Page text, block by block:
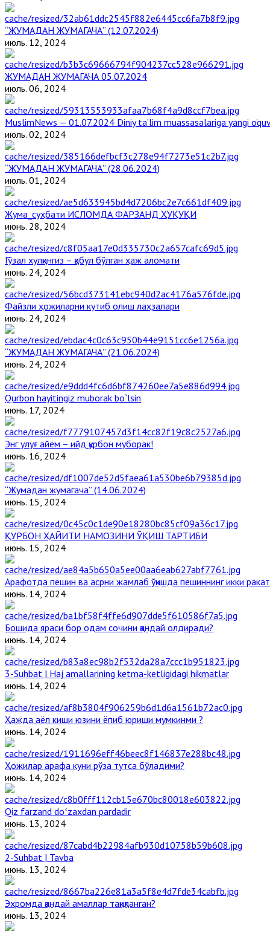
“ЖУМАДАН ЖУМАГАЧА” (12.07.2024)
июль. 12, 2024
ЖУМАДАН ЖУМАГАЧА 05.07.2024
июль. 06, 2024
MuslimNews — 01.07.2024 Diniy ta’lim muassasalariga yangi
июль. 02, 2024
“ЖУМАДАН ЖУМАГАЧА” (28.06.2024)
июль. 01, 2024
Жума_суҳбати ИСЛОМДА ФАРЗАНД ҲУҚУҚИ
июнь. 28, 2024
Гўзал хулқингиз – қабул бўлган ҳаж аломати
июнь. 24, 2024
Файзли ҳожиларни кутиб олиш лаҳзалари
июнь. 24, 2024
“ЖУМАДАН ЖУМАГАЧА” (21.06.2024)
июнь. 24, 2024
Qurbon hayitingiz muborak bo`lsin
июнь. 17, 2024
Энг улуғ айём – ийд қурбон муборак!
июнь. 16, 2024
“Жумадан жумагача” (14.06.2024)
июнь. 15, 2024
ҚУРБОН ҲАЙИТИ НАМОЗИНИ ЎҚИШ ТАРТИБИ
июнь. 15, 2024
Арафотда пешин ва асрни жамлаб ўқишда пешиннинг икки ракат
июнь. 14, 2024
Бошида яраси бор одам сочини қандай олдиради?
июнь. 14, 2024
3-Suhbat | Haj amallarining ketma-ketligidagi hikmatlar
июнь. 14, 2024
Ҳажда аёл киши юзини ёпиб юриши мумкинми ?
июнь. 14, 2024
Ҳожилар арафа куни рўза тутса бўладими?
июнь. 14, 2024
Qiz farzand doʻzaxdan pardadir
июнь. 13, 2024
2-Suhbat | Tavba
июнь. 13, 2024
Эҳромда қандай амаллар тақиқланган?
июнь. 13, 2024